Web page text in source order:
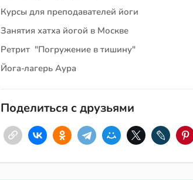
Курсы для преподавателей йоги
Занятия хатха йогой в Москве
Ретрит "Погружение в тишину"
Йога-лагерь Аура
Поделиться с друзьями